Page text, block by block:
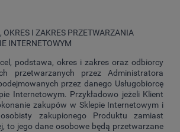
OKRES I ZAKRES PRZETWARZANIA
INTERNETOWYM
podstawa, okres i zakres oraz odbiorcy
przetwarzanych przez Administratora
przez danego Usługobiorcę
Internetowym. Przykładowo jeżeli Klient
zakupów w Sklepie Internetowym i
zakupionego Produktu zamiast
to jego dane osobowe będą przetwarzane